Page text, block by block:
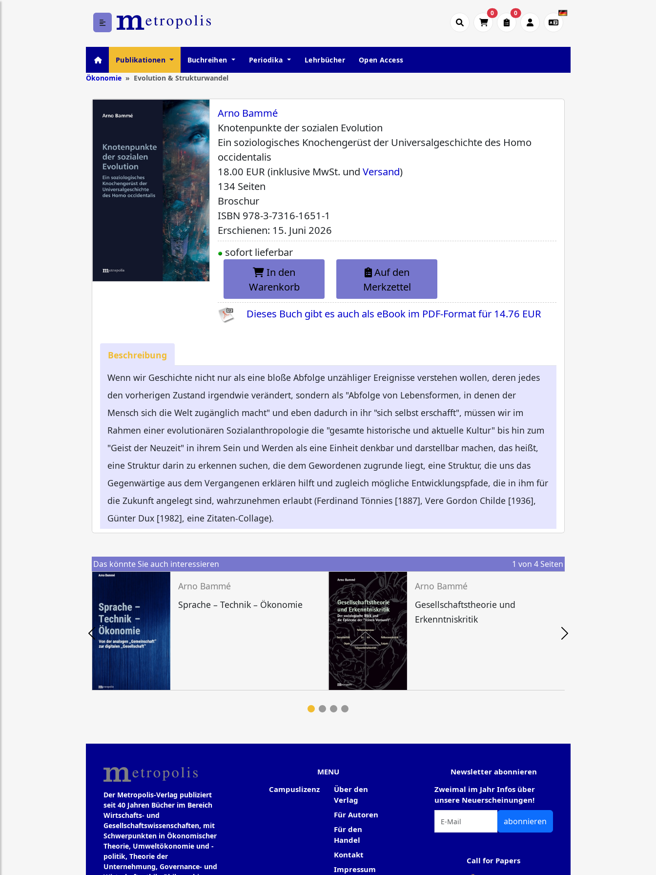
0 0
Publikationen Buchreihen Periodika Lehrbücher
Open Access
Ökonomie
Evolution & Strukturwandel
Arno Bammé
Knotenpunkte der sozialen Evolution
Ein soziologisches Knochengerüst der Universalgeschichte des Homo
occidentalis
18.00 EUR (inklusive MwSt. undVersand)
134 Seiten
Broschur
ISBN 978-3-7316-1651-1
Erschienen: 15. Juni 2026
sofort lieferbar
In den
Warenkorb
Auf den
Merkzettel
Dieses Buch gibt es auch als eBook im PDF-Format für 14.76 EUR
Beschreibung
Wenn wir Geschichte nicht nur als eine bloße Abfolge unzähliger Ereignisse verstehen wollen, deren jedes
den vorherigen Zustand irgendwie verändert, sondern als "Abfolge von Lebensformen, in denen der
Mensch sich die Welt zugänglich macht" und eben dadurch in ihr "sich selbst erschafft", müssen wir im
Rahmen einer evolutionären Sozialanthropologie die "gesamte historische und aktuelle Kultur" bis hin zum
"Geist der Neuzeit" in ihrem Sein und Werden als eine Einheit denkbar und darstellbar machen, das heißt,
eine Struktur darin zu erkennen suchen, die dem Gewordenen zugrunde liegt, eine Struktur, die uns das
Gegenwärtige aus dem Vergangenen erklären hilft und zugleich mögliche Entwicklungspfade, die in ihm für
die Zukunft angelegt sind, wahrzunehmen erlaubt (Ferdinand Tönnies [1887], Vere Gordon Childe [1936],
Günter Dux [1982], eine Zitaten-Collage).
Das könnte Sie auch interessieren 1 von 4Seiten
Arno Bammé
Sprache – Technik – Ökonomie
Arno Bammé
Gesellschaftstheorie und
Erkenntniskritik
Der Metropolis-Verlag publiziert
seit 40 Jahren Bücher im Bereich
Wirtschafts- und
Gesellschaftswissenschaften, mit
Schwerpunkten in Ökonomischer
Theorie, Umweltökonomie und -
politik, Theorie der
Unternehmung, Governance- und
MENU
Campuslizenz
Über den
Verlag
Für Autoren
Für den
Handel
Kontakt
Impressum
Newsletter abonnieren
Zweimal im Jahr Infos über
unsere Neuerscheinungen!
abonnieren
Call for Papers